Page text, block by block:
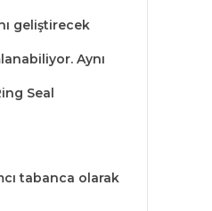
geliştirecek
Aynı
Seal
tabanca olarak